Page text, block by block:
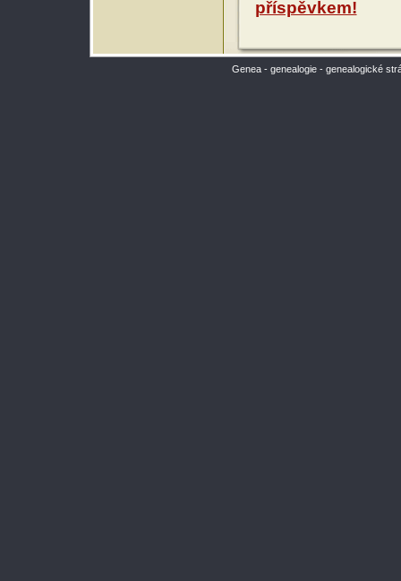
příspěvkem!
Genea - genealogie - genealogické